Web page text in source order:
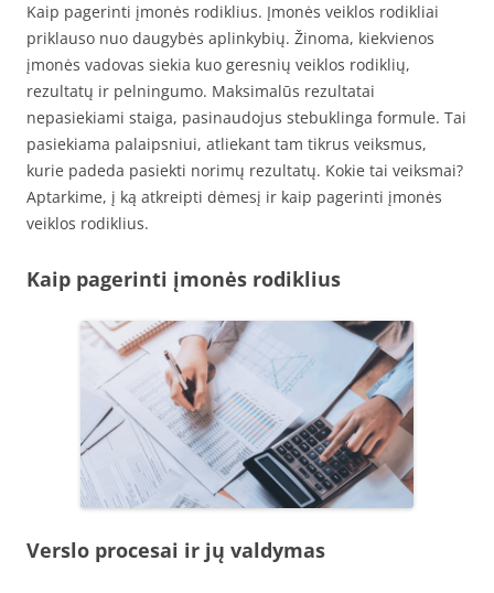
Kaip pagerinti įmonės rodiklius. Įmonės veiklos rodikliai
priklauso nuo daugybės aplinkybių. Žinoma, kiekvienos
įmonės vadovas siekia kuo geresnių veiklos rodiklių,
rezultatų ir pelningumo. Maksimalūs rezultatai
nepasiekiami staiga, pasinaudojus stebuklinga formule. Tai
pasiekiama palaipsniui, atliekant tam tikrus veiksmus,
kurie padeda pasiekti norimų rezultatų. Kokie tai veiksmai?
Aptarkime, į ką atkreipti dėmesį ir kaip pagerinti įmonės
veiklos rodiklius.
Kaip pagerinti įmonės rodiklius
Verslo procesai ir jų valdymas